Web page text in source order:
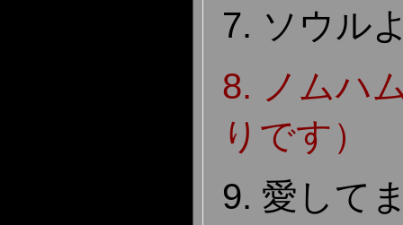
7. ソウル
8. ノムハ
りです）
9. 愛して